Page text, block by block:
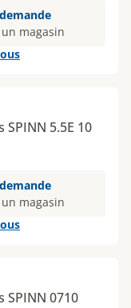
magasin
5.5E 10
magasin
SPINN 0710